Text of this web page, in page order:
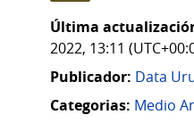
Última
2022, 13:11
Publicador: Data
Categorias: Medio